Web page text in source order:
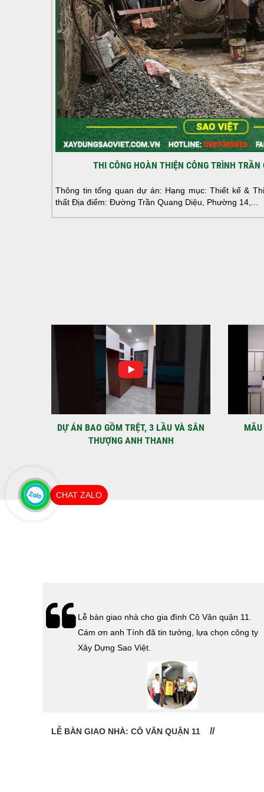
THI CÔNG HOÀN THIỆN CÔNG TRÌNH TRẦN
Thông tin tổng quan dự án: Hạng mục: Thiết kế &
thất Địa điểm: Đường Trần Quang Diệu, Phường 14,...
DỰ ÁN BAO GỒM TRỆT, 3 LẦU VÀ SÂN
THƯỢNG ANH THANH
Lễ bàn giao nhà cho gia đình Cô Vân quận 11.
Cám ơn anh Tính đã tin tưởng, lựa chọn công ty
Xây Dựng Sao Việt.
LỄ BÀN GIAO NHÀ: CÔ VÂN QUẬN 11
CHAT ZALO